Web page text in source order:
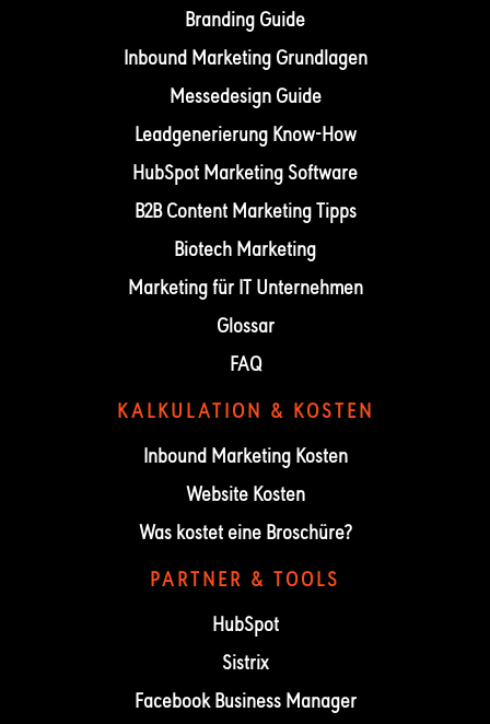
Branding Guide
Inbound Marketing Grundlagen
Messedesign Guide
Leadgenerierung Know-How
HubSpot Marketing Software
B2B Content Marketing Tipps
Biotech Marketing
Marketing für IT Unternehmen
Glossar
FAQ
KALKULATION & KOSTEN
Inbound Marketing Kosten
Website Kosten
Was kostet eine Broschüre?
PARTNER & TOOLS
HubSpot
Sistrix
Facebook Business Manager